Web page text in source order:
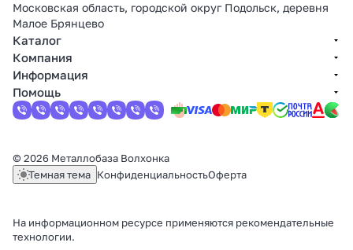
Московская область, городской округ Подольск, деревня
Малое Брянцево
Каталог
Компания
Информация
Помощь
© 2026 Металлобаза Волхонка
Темная тема КонфиденциальностьОферта
На информационном ресурсе применяются рекомендательные
технологии.